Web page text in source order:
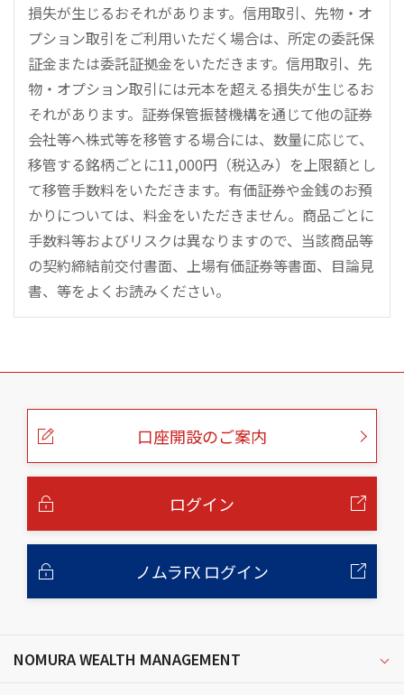
損失が生じるおそれがあります。信用取引、先物・オ
プション取引をご利用いただく場合は、所定の委託保
証金または委託証拠金をいただきます。信用取引、先
物・オプション取引には元本を超える損失が生じるお
それがあります。証券保管振替機構を通じて他の証券
会社等へ株式等を移管する場合には、数量に応じて、
移管する銘柄ごとに11,000円（税込み）を上限額とし
て移管手数料をいただきます。有価証券や金銭のお預
かりについては、料金をいただきません。商品ごとに
手数料等およびリスクは異なりますので、当該商品等
の契約締結前交付書面、上場有価証券等書面、目論見
書、等をよくお読みください。
こ
口座開設のご案内
ログイン
ノムラFX ログイン
NOMURA WEALTH MANAGEMENT